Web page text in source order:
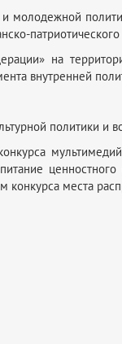
молодежной
патриотического
на
внутренней
политики и
конкурса места